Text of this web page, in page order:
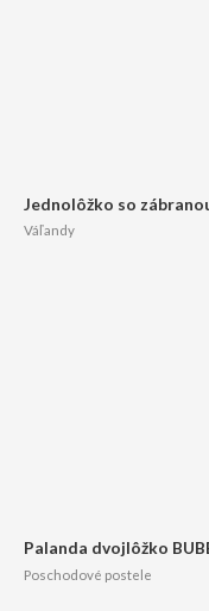
Jednolôžko so
Váľandy
Palanda dvojlôžko
Poschodové postele